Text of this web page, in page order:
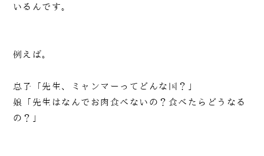
いるんです。
例えば。
息子「先生、ミャンマーってどんな国？」
娘「先生はなんでお肉食べないの？食べたらどうなる
の？」